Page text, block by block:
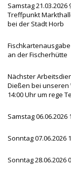
Samstag
Treffpunkt
bei der Stadt Horb
Fischkartenausgabe
an der Fischerhütte
Nächster
Dießen bei unseren
14:00 Uhr um rege
Samstag
Sonntag 07.06.2026
Sonntag 28.06.2026